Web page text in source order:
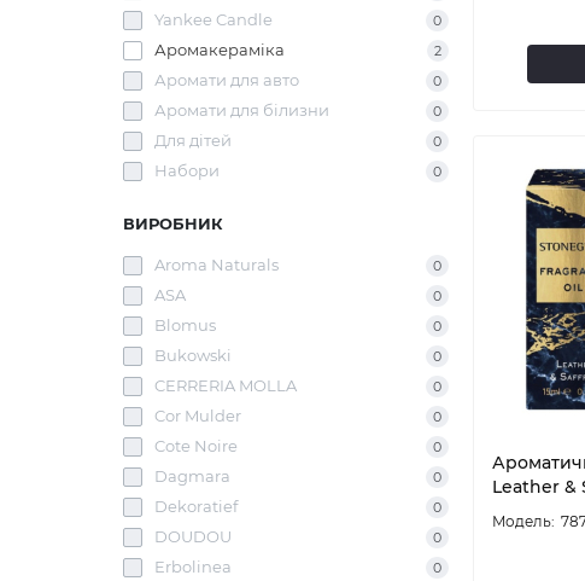
Yankee Candle 0
Аромакераміка 2
Аромати для авто 0
Аромати для білизни 0
Для дітей 0
Набори 0
ВИРОБНИК
Aroma Naturals 0
ASA 0
Blomus 0
Bukowski 0
CERRERIA MOLLA 0
Cor Mulder 0
Cote Noire 0
Dagmara 0
Dekoratief 0
DOUDOU 0
Erbolinea 0
Leather &